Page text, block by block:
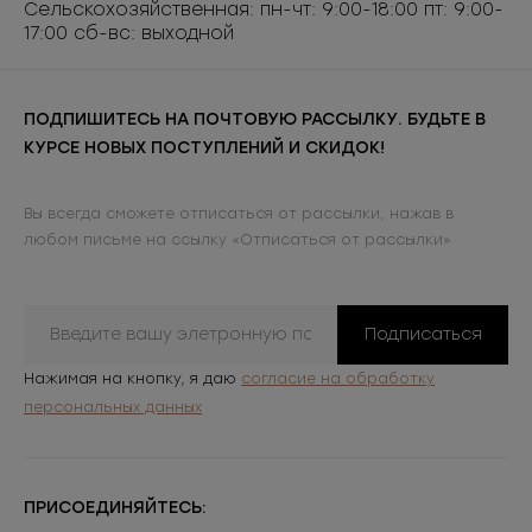
Хольнитены изготавливаются из стали, а затем
или покрываются цветным напылением. Отличаются
высоким качеством металла, покрытия и
Сельскохозяйственная: пн-чт: 9:00-18:00 пт: 9:00-
17:00 сб-вс: выходной
ПОДПИШИТЕСЬ НА ПОЧТОВУЮ РАССЫЛКУ. БУДЬТЕ В
КУРСЕ НОВЫХ ПОСТУПЛЕНИЙ И СКИДОК!
Вы всегда сможете отписаться от рассылки, нажав в
любом письме на ссылку «Отписаться от рассылки»
Подписаться
Нажимая на кнопку, я даю согласие на обработку
персональных данных
ПРИСОЕДИНЯЙТЕСЬ: